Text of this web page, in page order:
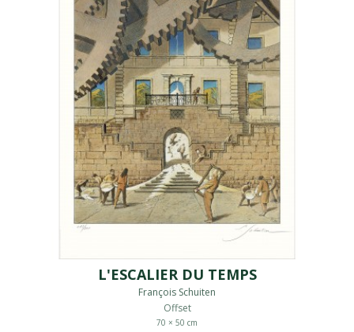
L'ESCALIER DU TEMPS
François Schuiten
Offset
70 × 50 cm